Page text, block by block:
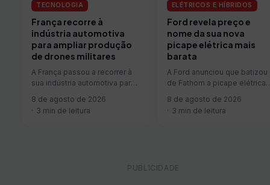
TECNOLOGIA
França recorre à
indústria automotiva
para ampliar produção
de drones militares
A França passou a recorrer à
sua indústria automotiva para
drones militares. Desde o…
8 de agosto de 2026
3 min de leitura
ELÉTRICOS E HÍBRIDOS
Ford revela preço e
nome da sua nova
picape elétrica mais
barata
A Ford anunciou que batizou
de Fathom a picape elétrica
por menos de US$…
8 de agosto de 2026
3 min de leitura